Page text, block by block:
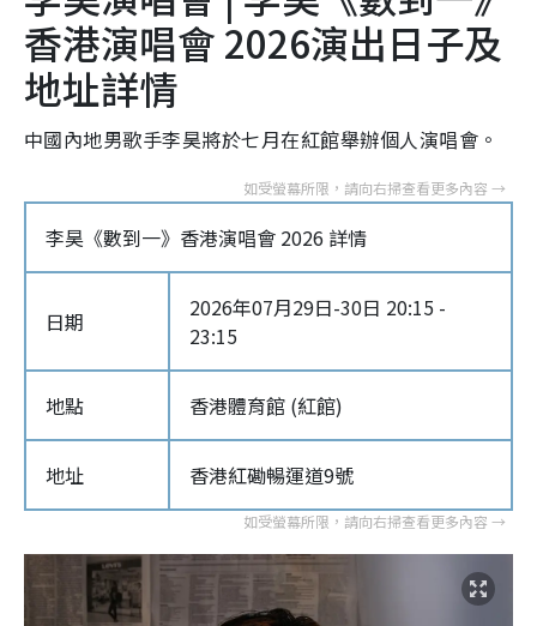
香港演唱會 2026演出日子及
地址詳情
中國內地男歌手李昊將於七月在紅館舉辦個人演唱會。
李昊《數到一》香港演唱會 2026 詳情
日期
2026年07月29日-30日 20:15 -
23:15
地點 香港體育館 (紅館)
地址 香港紅磡暢運道9號